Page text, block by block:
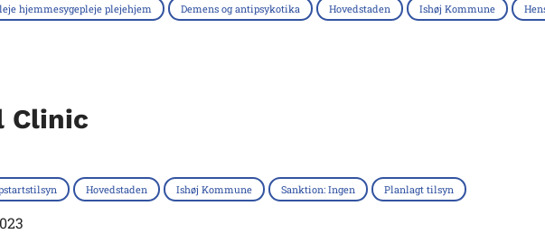
hjemmesygepleje plejehjem Demens og antipsykotika Hovedstaden Ishøj Kommune
Clinic
Hovedstaden Ishøj Kommune Sanktion: Ingen Planlagt tilsyn